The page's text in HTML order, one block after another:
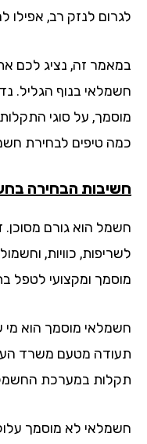
לנזק רב, אפילו למוות.
זה, נציג לכם את
בנוף הגליל. נדבר
על סוגי התקלות
טיפים לבחירת חשמלאי
הבחירה
הוא גורם מסוכן. זרם
כוויות, וחשמול.
ומקצועי לטפל
מוסמך הוא מי
מטעם משרד העבודה.
במערכת החשמל
לא מוסמך עלול